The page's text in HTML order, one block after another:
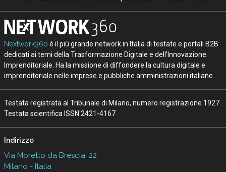
Nextwork360 è il più grande network in Italia di testate e portali B2B
dedicati ai temi della Trasformazione Digitale e dell’Innovazione
Imprenditoriale. Ha la missione di diffondere la cultura digitale e
imprenditoriale nelle imprese e pubbliche amministrazioni italiane.
Testata registrata al Tribunale di Milano, numero registrazione 1927.
Testata scientifica ISSN 2421-4167
Indirizzo
Via Moretto da Brescia, 22
Milano - Italia